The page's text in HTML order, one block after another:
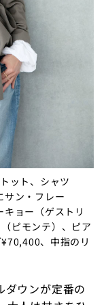
ット、シャツ
サン・フレー
ョー（ゲストリ
ピモンテ）、ピア
、中指のリ
ダウンが定番の